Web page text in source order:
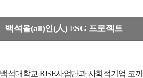
백석올(all)인(人) ESG 프로젝트
백석대학교 RISE사업단과 사회적기업 코